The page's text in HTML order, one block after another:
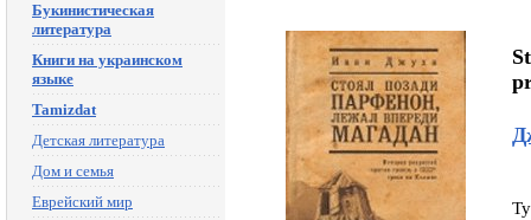
Букинистическая
литература
Книги на украинском
языке
Tamizdat
Детская литература
Дом и семья
Еврейский мир